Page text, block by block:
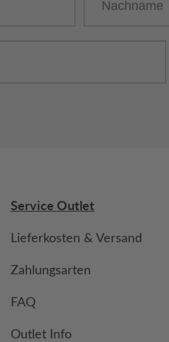
Service Outlet
Lieferkosten & Versand
Zahlungsarten
FAQ
Outlet Info